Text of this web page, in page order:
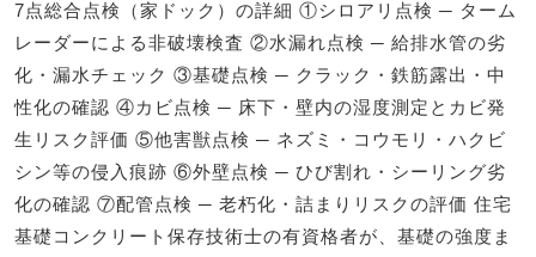
7点総合点検（家ドック）の詳細 ①シロアリ点検 ─ ターム
レーダーによる非破壊検査 ②水漏れ点検 ─ 給排水管の劣
化・漏水チェック ③基礎点検 ─ クラック・鉄筋露出・中
性化の確認 ④カビ点検 ─ 床下・壁内の湿度測定とカビ発
生リスク評価 ⑤他害獣点検 ─ ネズミ・コウモリ・ハクビ
シン等の侵入痕跡 ⑥外壁点検 ─ ひび割れ・シーリング劣
化の確認 ⑦配管点検 ─ 老朽化・詰まりリスクの評価 住宅
基礎コンクリート保存技術士の有資格者が、基礎の強度ま